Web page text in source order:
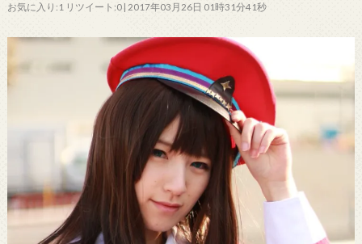
お気に入り:1 リツイート:0 | 2017年03月26日 01時31分41秒